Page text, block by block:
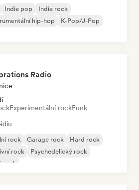
Indie pop
Indie rock
hip-hop
K-Pop/J-Pop
Radio
Experimentální rockFunk
rock Garage rock
Hard rock
rock
Psychedelický rock
rock